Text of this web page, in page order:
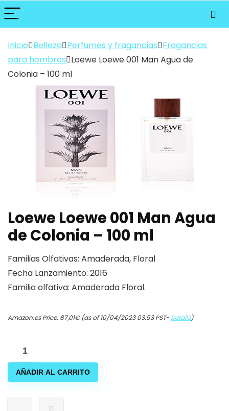
Inicio Belleza Perfumes y fragancias Fragancias
para hombres Loewe Loewe 001 Man Agua de
Colonia – 100 ml
Loewe Loewe 001 Man Agua
de Colonia – 100 ml
Familias Olfativas: Amaderada, Floral
Fecha Lanzamiento: 2016
Familia olfativa: Amaderada Floral.
Amazon.es Price:87,01€(as of 10/04/2023 03:53 PST- Details)
Loewe
Loewe
001AÑADIR AL CARRITO